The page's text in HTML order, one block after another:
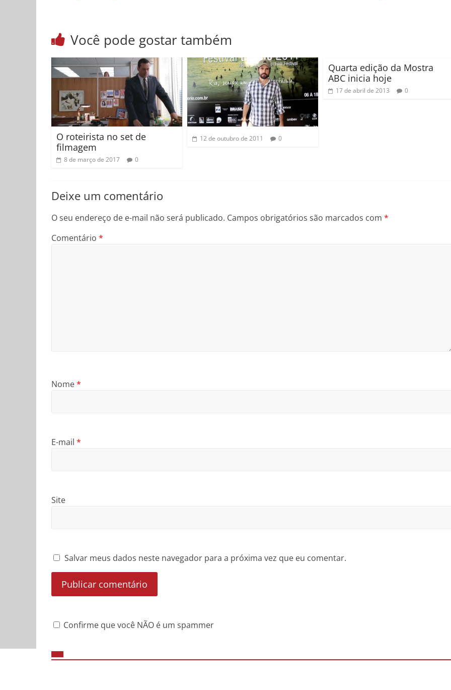
Você pode gostar também
O roteirista no set de
filmagem
8 de março de 2017 0
12 de outubro de 2011 0
Quarta edição da Mostra
ABC inicia hoje
17 de abril de 2013 0
Deixe um comentário
O seu endereço de e-mail não será publicado. Campos obrigatórios são marcados com *
Comentário *
Nome*
E-mail *
Site
Salvar meus dados neste navegador para a próxima vez que eu comentar.
Confirme que você NÃO é um spammer